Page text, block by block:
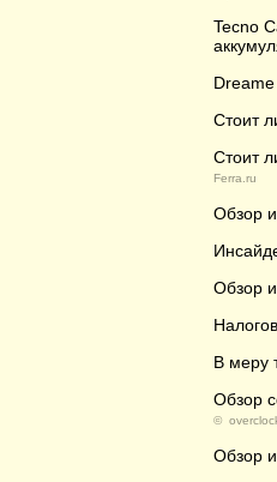
Tecno
Стоит
Стоит
Ferra.ru
Обзор
Обзор
В меру
Обзор
©
Обзор